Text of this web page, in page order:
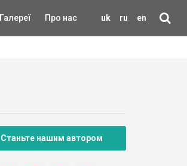
uk ru en
Галереї Про нас
Станьте нашим автором